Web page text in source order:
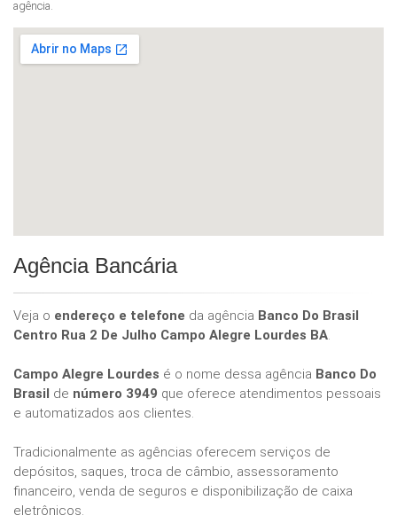
agência.
Agência Bancária
Veja o endereço e telefone da agência Banco Do Brasil
Centro Rua 2 De Julho Campo Alegre Lourdes BA.
Campo Alegre Lourdes é o nome dessa agência Banco Do
Brasil de número 3949 que oferece atendimentos pessoais
e automatizados aos clientes.
Tradicionalmente as agências oferecem serviços de
depósitos, saques, troca de câmbio, assessoramento
financeiro, venda de seguros e disponibilização de caixa
eletrônicos.